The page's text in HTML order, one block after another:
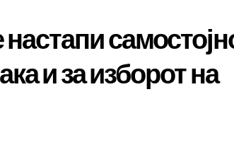
и за изборот на